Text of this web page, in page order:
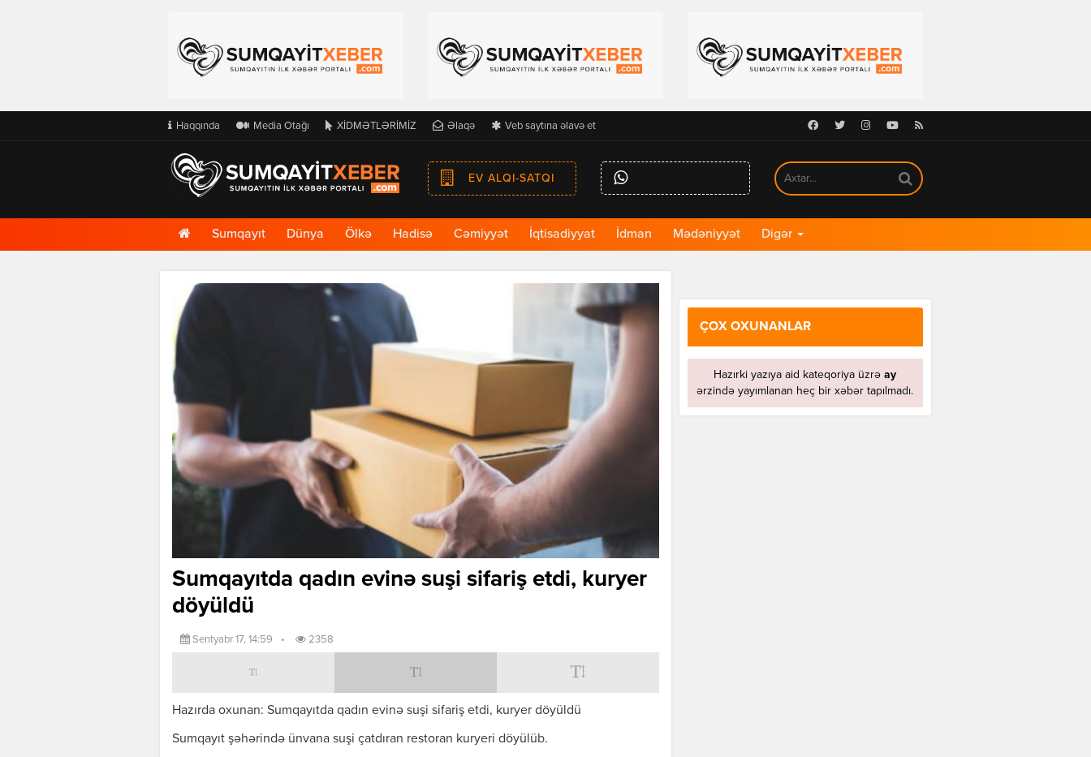
Haqqında Media Otağı XİDMƏTLƏRİMİZ Əlaqə Veb saytına əlavə et Facebook
TwitterInstagramYoutubeRSS
EV ALQI-SATQI
Ana
Səhifə
Sumqayıt Dünya Ölkə Hadisə Cəmiyyət İqtisadiyyat İdman Mədəniyyət Digər
Sumqayıtda qadın evinə suşi sifariş etdi, kuryer
döyüldü
Sentyabr 17, 14:59 • 2358
Hazırda oxunan: Sumqayıtda qadın evinə suşi sifariş etdi, kuryer döyüldü
Sumqayıt şəhərində ünvana suşi çatdıran restoran kuryeri döyülüb.
ÇOX OXUNANLAR
Hazırki yazıya aid kateqoriya üzrəay
ərzində yayımlanan heç bir xəbər tapılmadı.